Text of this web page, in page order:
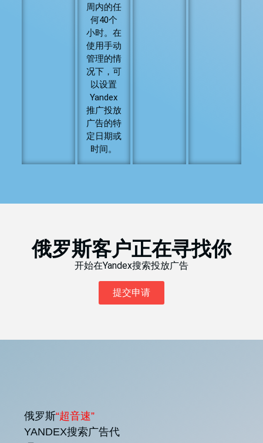
周内的任
何40个
小时。在
使用手动
管理的情
况下，可
以设置
Yandex
推广投放
广告的特
定日期或
时间。
俄罗斯客户正在寻找你
开始在Yandex搜索投放广告
提交申请
俄罗斯“超音速”
YANDEX搜索广告代